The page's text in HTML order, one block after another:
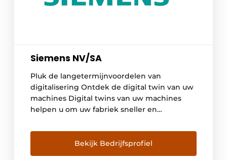
Siemens NV/SA
Pluk de langetermijnvoordelen van
digitalisering Ontdek de digital twin van uw
machines Digital twins van uw machines
helpen u om uw fabriek sneller en
nieuwe machines vanaf de ontwerpfase,
ontdek mogelijke verbeteringen vóór de
eigenlijke ingebruikname en gebruik
Bekijk Bedrijfsprofiel